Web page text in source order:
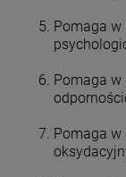
Pomaga w
Pomaga w
Pomaga w